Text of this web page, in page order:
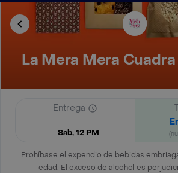
La Mera Mera
Entrega
Sab, 12 PM
Prohíbase el expendio de bebidas
edad. El exceso de alcohol es